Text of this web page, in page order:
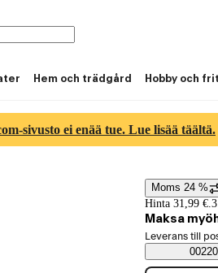
Hem och trädgård Hobby och
sivusto ei enää tue. Lue lisää täältä.
Moms 24 %
Hinta 31,99 €.
Maksa
Välj
Leverans till
00220